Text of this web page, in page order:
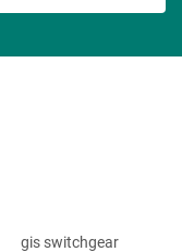
gis switchgear